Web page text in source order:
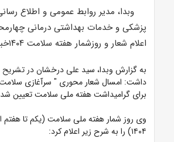
وبدا، مدیر روابط عمومی و اطلاع
پزشکی و خدمات بهداشتی درمانی
اعلام شعار و روزشمار هفته سلامت ۱۴۰۴خبر داد.
به گزارش وبدا، سید علی درخشان در تشریح
داشت: امسال شعار محوری " سرآغازی
برای گرامیداشت هفته ملی سلامت تعیین
وی روز شمار هفته ملی سلامت (یکم تا هفتم
۱۴۰۴) را به شرح زیر اعلام کرد: